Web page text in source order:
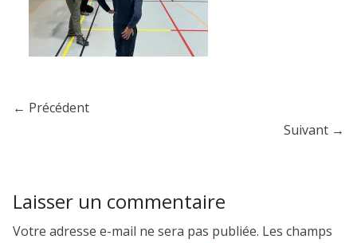
← Précédent
Suivant →
Laisser un commentaire
Votre adresse e-mail ne sera pas publiée. Les champs